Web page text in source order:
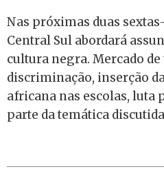
Nas próximas duas
Central Sul abordará
cultura negra. Mercado
discriminação, inserção
africana nas escolas, luta
parte da temática